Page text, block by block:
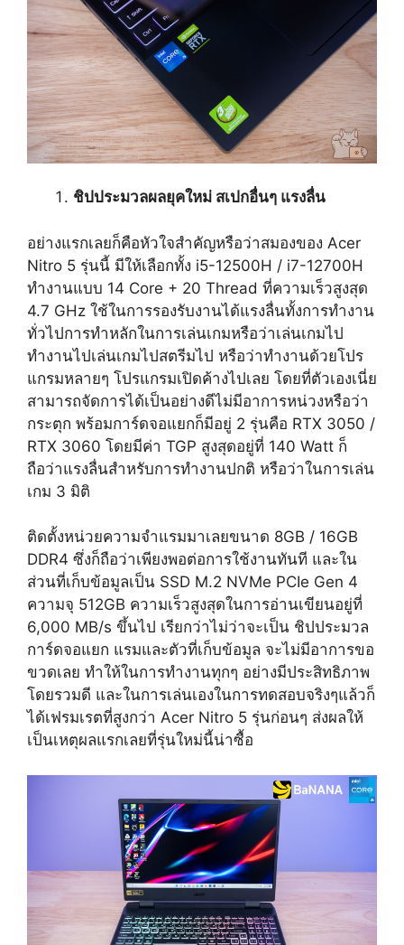
ชิปประมวลผลยุคใหม่ สเปกอื่นๆ แรงลื่น
อย่างแรกเลยก็คือหัวใจสำคัญหรือว่าสมองของ Acer
Nitro 5 รุ่นนี้ มีให้เลือกทั้ง i5-12500H / i7-12700H
ทำงานแบบ 14 Core + 20 Thread ที่ความเร็วสูงสุด
4.7 GHz ใช้ในการรองรับงานได้แรงลื่นทั้งการทำงาน
ทั่วไปการทำหลักในการเล่นเกมหรือว่าเล่นเกมไป
ทำงานไปเล่นเกมไปสตรีมไป หรือว่าทำงานด้วยโปร
แกรมหลายๆ โปรแกรมเปิดค้างไปเลย โดยที่ตัวเองเนี่ย
สามารถจัดการได้เป็นอย่างดีไม่มีอาการหน่วงหรือว่า
กระตุก พร้อมการ์ดจอแยกก็มีอยู่ 2 รุ่นคือ RTX 3050 /
RTX 3060 โดยมีค่า TGP สูงสุดอยู่ที่ 140 Watt ก็
ถือว่าแรงลื่นสำหรับการทำงานปกติ หรือว่าในการเล่น
เกม 3 มิติ
ติดตั้งหน่วยความจำแรมมาเลยขนาด 8GB / 16GB
DDR4 ซึ่งก็ถือว่าเพียงพอต่อการใช้งานทันที และใน
ส่วนที่เก็บข้อมูลเป็น SSD M.2 NVMe PCIe Gen 4
ความจุ 512GB ความเร็วสูงสุดในการอ่านเขียนอยู่ที่
6,000 MB/s ขึ้นไป เรียกว่าไม่ว่าจะเป็น ชิปประมวล
การ์ดจอแยก แรมและตัวที่เก็บข้อมูล จะไม่มีอาการขอ
ขวดเลย ทำให้ในการทำงานทุกๆ อย่างมีประสิทธิภาพ
โดยรวมดี และในการเล่นเองในการทดสอบจริงๆแล้วก็
ได้เฟรมเรตที่สูงกว่า Acer Nitro 5 รุ่นก่อนๆ ส่งผลให้
เป็นเหตุผลแรกเลยที่รุ่นใหม่นี้น่าซื้อ